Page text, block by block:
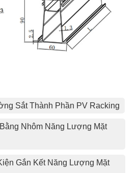
Sắt Thành Phần PV Racking
Nhôm Năng Lượng Mặt
Gắn Kết Năng Lượng Mặt